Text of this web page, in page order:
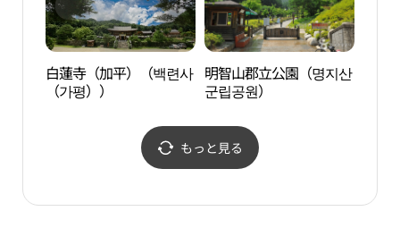
白蓮寺（加平）（백련사
（가평））
明智山郡立公園（명지산
군립공원）
もっと見る